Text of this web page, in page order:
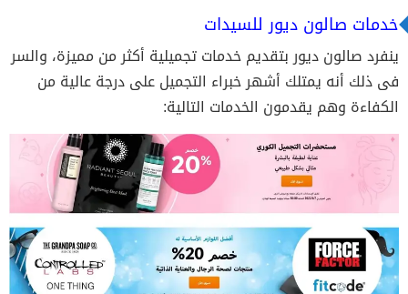
خدمات صالون ديور للسيدات
ينفرد صالون ديور بتقديم خدمات تجميلية أكثر من مميزة، والسر
فى ذلك أنه يمتلك أشهر خبراء التجميل على درجة عالية من
الكفاءة وهم يقدمون الخدمات التالية: